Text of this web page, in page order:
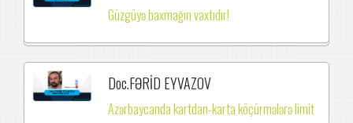
Güzgüyə baxmağın vaxtıdır!
Doc.FƏRİD EYVAZOV
Azərbaycanda kartdan-karta köçürmələrə limit